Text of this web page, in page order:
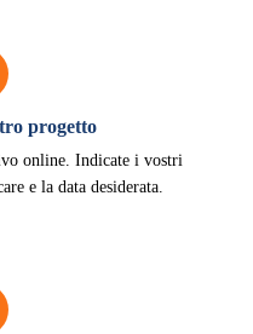
progetto
online. Indicate i vostri
e la data desiderata.